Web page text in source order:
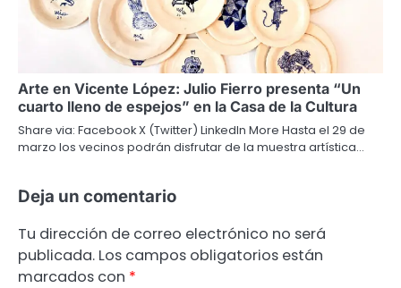
Arte en Vicente López: Julio Fierro presenta “Un
cuarto lleno de espejos” en la Casa de la Cultura
Share via: Facebook X (Twitter) LinkedIn More Hasta el 29 de
marzo los vecinos podrán disfrutar de la muestra artística…
Deja un comentario
Tu dirección de correo electrónico no será
publicada. Los campos obligatorios están
marcados con *